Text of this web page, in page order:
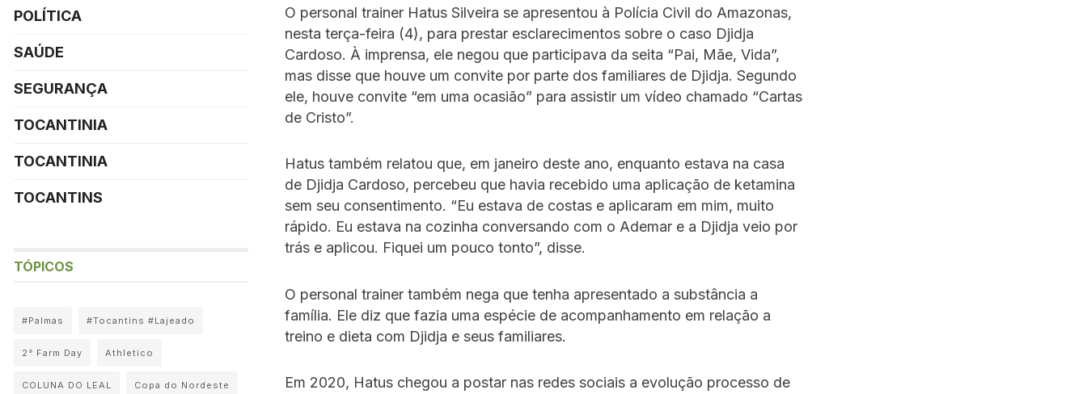
O personal trainer Hatus Silveira se apresentou à Polícia Civil do Amazonas,
nesta terça-feira (4), para prestar esclarecimentos sobre o caso Djidja
Cardoso. À imprensa, ele negou que participava da seita “Pai, Mãe, Vida”,
mas disse que houve um convite por parte dos familiares de Djidja. Segundo
ele, houve convite “em uma ocasião” para assistir um vídeo chamado “Cartas
de Cristo”.
Hatus também relatou que, em janeiro deste ano, enquanto estava na casa
de Djidja Cardoso, percebeu que havia recebido uma aplicação de ketamina
sem seu consentimento. “Eu estava de costas e aplicaram em mim, muito
rápido. Eu estava na cozinha conversando com o Ademar e a Djidja veio por
trás e aplicou. Fiquei um pouco tonto”, disse.
O personal trainer também nega que tenha apresentado a substância a
família. Ele diz que fazia uma espécie de acompanhamento em relação a
treino e dieta com Djidja e seus familiares.
Em 2020, Hatus chegou a postar nas redes sociais a evolução processo de
POLÍTICA
SAÚDE
SEGURANÇA
TOCANTINIA
TOCANTINIA
TOCANTINS
TÓPICOS
#Palmas #Tocantins #Lajeado
2° Farm Day Athletico
COLUNA DO LEAL Copa do Nordeste